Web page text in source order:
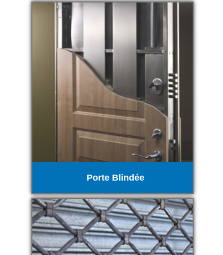
Porte Blindée